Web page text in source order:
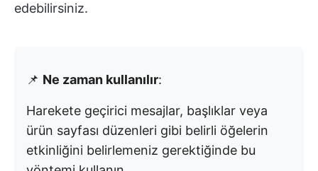
edebilirsiniz.
📌 Ne zaman kullanılır:
Harekete geçirici mesajlar, başlıklar veya
ürün sayfası düzenleri gibi belirli öğelerin
etkinliğini belirlemeniz gerektiğinde bu